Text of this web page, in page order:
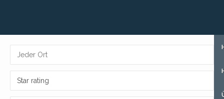
Star rating